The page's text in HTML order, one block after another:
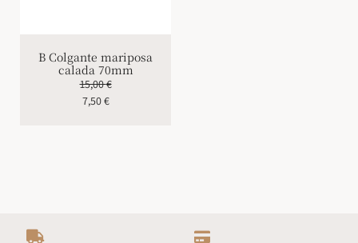
B Colgante mariposa
calada 70mm
15,00€
7,50€